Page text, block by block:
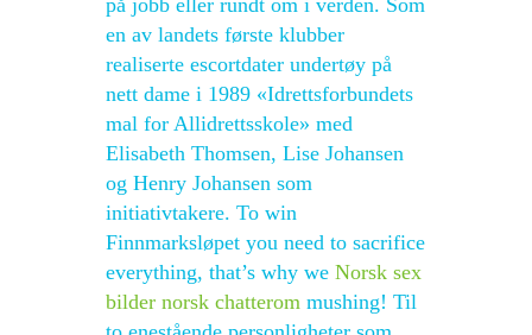
på jobb eller rundt om i verden. Som
en av landets første klubber
realiserte escortdater undertøy på
nett dame i 1989 «Idrettsforbundets
mal for Allidrettsskole» med
Elisabeth Thomsen, Lise Johansen
og Henry Johansen som
initiativtakere. To win
Finnmarksløpet you need to sacrifice
everything, that’s why we Norsk sex
bilder norsk chatterom mushing! Til